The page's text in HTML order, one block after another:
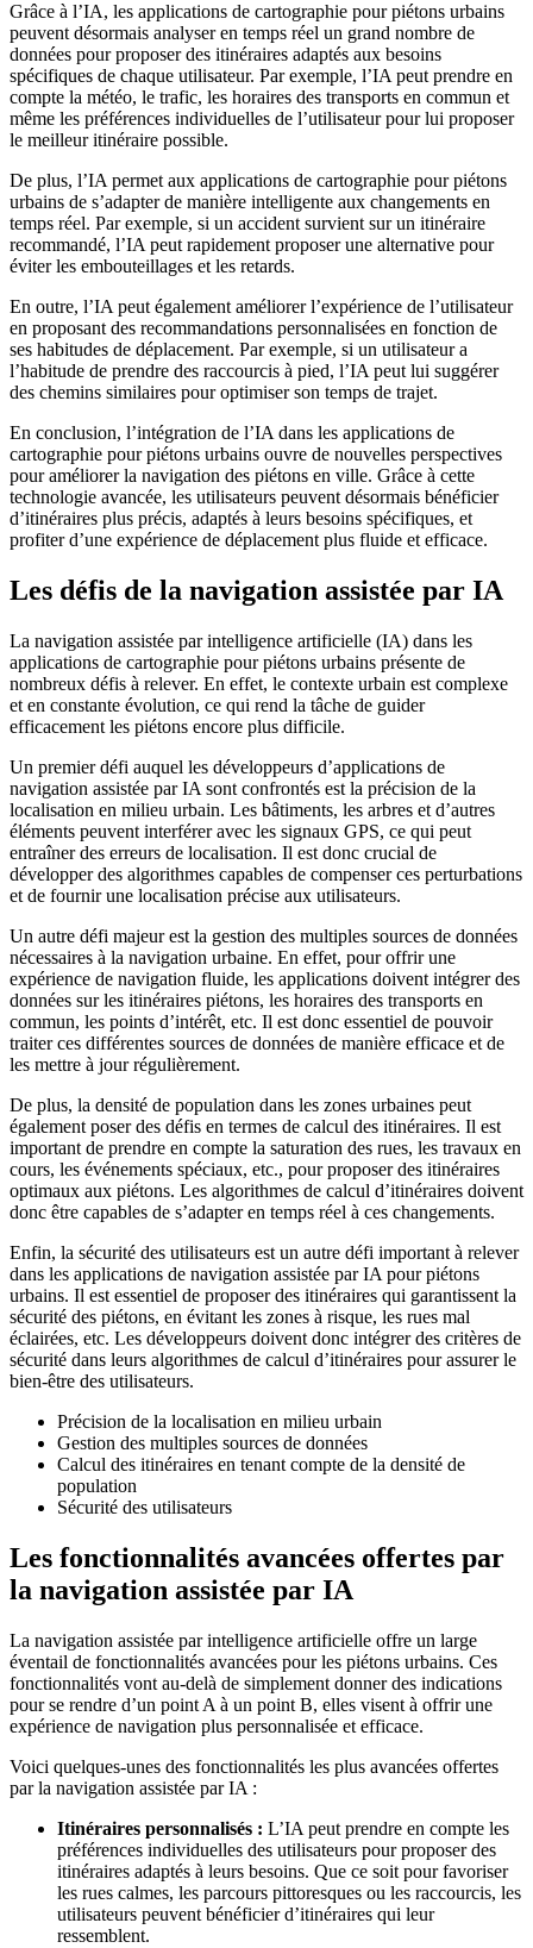
Grâce à l’IA, les applications de cartographie pour piétons urbains
peuvent désormais analyser en temps réel un grand nombre de
données pour proposer des itinéraires adaptés aux besoins
spécifiques de chaque utilisateur. Par exemple, l’IA peut prendre en
compte la météo, le trafic, les horaires des transports en commun et
même les préférences individuelles de l’utilisateur pour lui proposer
le meilleur itinéraire possible.
De plus, l’IA permet aux applications de cartographie pour piétons
urbains de s’adapter de manière intelligente aux changements en
temps réel. Par exemple, si un accident survient sur un itinéraire
recommandé, l’IA peut rapidement proposer une alternative pour
éviter les embouteillages et les retards.
En outre, l’IA peut également améliorer l’expérience de l’utilisateur
en proposant des recommandations personnalisées en fonction de
ses habitudes de déplacement. Par exemple, si un utilisateur a
l’habitude de prendre des raccourcis à pied, l’IA peut lui suggérer
des chemins similaires pour optimiser son temps de trajet.
En conclusion, l’intégration de l’IA dans les applications de
cartographie pour piétons urbains ouvre de nouvelles perspectives
pour améliorer la navigation des piétons en ville. Grâce à cette
technologie avancée, les utilisateurs peuvent désormais bénéficier
d’itinéraires plus précis, adaptés à leurs besoins spécifiques, et
profiter d’une expérience de déplacement plus fluide et efficace.
Les défis de la navigation assistée par IA
La navigation assistée par intelligence artificielle (IA) dans les
applications de cartographie pour piétons urbains présente de
nombreux défis à relever. En effet, le contexte urbain est complexe
et en constante évolution, ce qui rend la tâche de guider
efficacement les piétons encore plus difficile.
Un premier défi auquel les développeurs d’applications de
navigation assistée par IA sont confrontés est la précision de la
localisation en milieu urbain. Les bâtiments, les arbres et d’autres
éléments peuvent interférer avec les signaux GPS, ce qui peut
entraîner des erreurs de localisation. Il est donc crucial de
développer des algorithmes capables de compenser ces perturbations
et de fournir une localisation précise aux utilisateurs.
Un autre défi majeur est la gestion des multiples sources de données
nécessaires à la navigation urbaine. En effet, pour offrir une
expérience de navigation fluide, les applications doivent intégrer des
données sur les itinéraires piétons, les horaires des transports en
commun, les points d’intérêt, etc. Il est donc essentiel de pouvoir
traiter ces différentes sources de données de manière efficace et de
les mettre à jour régulièrement.
De plus, la densité de population dans les zones urbaines peut
également poser des défis en termes de calcul des itinéraires. Il est
important de prendre en compte la saturation des rues, les travaux en
cours, les événements spéciaux, etc., pour proposer des itinéraires
optimaux aux piétons. Les algorithmes de calcul d’itinéraires doivent
donc être capables de s’adapter en temps réel à ces changements.
Enfin, la sécurité des utilisateurs est un autre défi important à relever
dans les applications de navigation assistée par IA pour piétons
urbains. Il est essentiel de proposer des itinéraires qui garantissent la
sécurité des piétons, en évitant les zones à risque, les rues mal
éclairées, etc. Les développeurs doivent donc intégrer des critères de
sécurité dans leurs algorithmes de calcul d’itinéraires pour assurer le
bien-être des utilisateurs.
Précision de la localisation en milieu urbain
Gestion des multiples sources de données
Calcul des itinéraires en tenant compte de la densité de
population
Sécurité des utilisateurs
Les fonctionnalités avancées offertes par
la navigation assistée par IA
La navigation assistée par intelligence artificielle offre un large
éventail de fonctionnalités avancées pour les piétons urbains. Ces
fonctionnalités vont au-delà de simplement donner des indications
pour se rendre d’un point A à un point B, elles visent à offrir une
expérience de navigation plus personnalisée et efficace.
Voici quelques-unes des fonctionnalités les plus avancées offertes
par la navigation assistée par IA :
Itinéraires personnalisés : L’IA peut prendre en compte les
préférences individuelles des utilisateurs pour proposer des
itinéraires adaptés à leurs besoins. Que ce soit pour favoriser
les rues calmes, les parcours pittoresques ou les raccourcis, les
utilisateurs peuvent bénéficier d’itinéraires qui leur
ressemblent.